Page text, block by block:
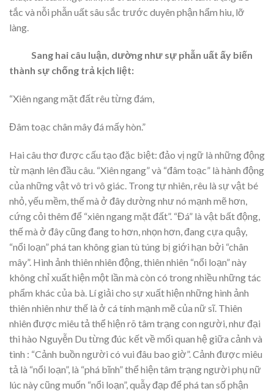
tắc và nỗi phẫn uất sâu sắc trước duyên phận hẩm hiu, lỡ
làng.
Sang hai câu luận, dường như sự phẫn uất ấy biến
thành sự chống trả kịch liệt:
“Xiên ngang mặt đất rêu từng đám,
Đâm toạc chân mây đá mấy hòn.”
Hai câu thơ được cấu tạo đặc biệt: đảo vị ngữ là những động
từ mạnh lên đầu câu. “Xiên ngang” và “đâm toạc” là hành động
của những vật vô tri vô giác. Trong tự nhiên, rêu là sự vật bé
nhỏ, yếu mềm, thế mà ở đây dường như nó mạnh mẽ hơn,
cứng cỏi thêm để “xiên ngang mặt đất”. “Đá” là vật bất động,
thế mà ở đây cũng đang to hơn, nhọn hơn, đang cựa quậy,
“nổi loạn” phá tan không gian tù túng bị giới hạn bởi “chân
mây”. Hình ảnh thiên nhiên động, thiên nhiên “nổi loạn” này
không chỉ xuất hiện một lần mà còn có trong nhiều những tác
phẩm khác của bà. Lí giải cho sự xuất hiện những hình ảnh
thiên nhiên như thế là ở cá tính mạnh mẽ của nữ sĩ. Thiên
nhiên được miêu tả thể hiện rõ tâm trạng con người, như đại
thi hào Nguyễn Du từng đúc kết về mối quan hệ giữa cảnh và
tình : “Cảnh buồn người có vui đâu bao giờ”. Cảnh được miêu
tả là “nổi loạn”, là “phá bĩnh” thể hiện tâm trạng người phụ nữ
lúc này cũng muốn “nổi loạn”, quẫy đạp để phá tan số phận